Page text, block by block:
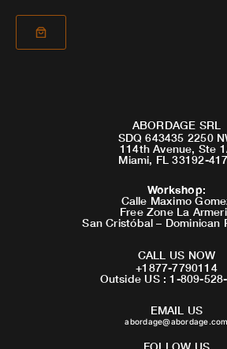
ABORDAGE SRL
SDQ 643435 2250
114th Avenue, Ste
Miami, FL 33192-
Workshop:
Calle Maximo
Free Zone La
San Cristóbal – Dominican
CALL US NOW
+1877-7790114
Outside US : 1-809-
EMAIL US
abordage@abordage.com